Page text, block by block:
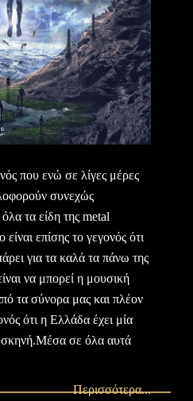
που ενώ σε λίγες μέρες
συνεχώς
όλα τα είδη της metal
επίσης το γεγονός ότι
για τα καλά τα πάνω της
να μπορεί η μουσική
τα σύνορα μας και πλέον
ότι η Ελλάδα έχει μία
σε όλα αυτά
Περισσότερα...